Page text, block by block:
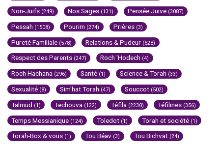
Non-Juifs (249) Nos Sages (131) Pensée Juive (3087)
Pessah (1508) Pourim (274) Prières (3)
Pureté Familiale (578) Relations & Pudeur (528)
Respect des Parents (247) Roch 'Hodech (4)
Roch Hachana (296) Santé (1) Science & Torah (33)
Sexualité (8) Sim'hat Torah (47) Souccot (502)
Talmud (1) Techouva (122) Téfila (2230) Téfilines (356)
Temps Messianique (124) Toledot (1) Torah et société (1)
Torah-Box & vous (1) Tou Béav (3) Tou Bichvat (24)